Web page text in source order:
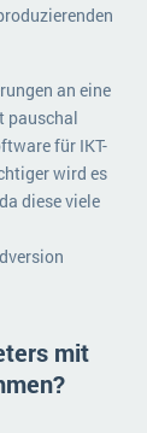
an eine
pauschal
für IKT-
wird es
diese viele
mit